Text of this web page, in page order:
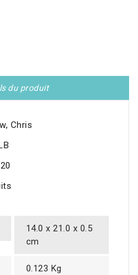
du produit
Chris
14.0 x 21.0 x 0.5
cm
0.123 Kg